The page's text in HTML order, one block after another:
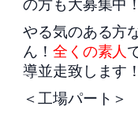
やる気のある方
ん！ 全くの素人
導並走致します！
＜工場パート＞